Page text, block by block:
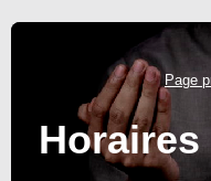
Page